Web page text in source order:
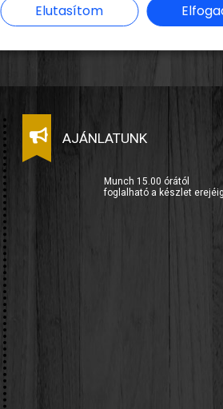
AJÁNLATUNK
Munch 15.00 órától
foglalható a készlet
Elutasítom